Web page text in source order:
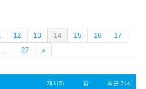
12 13 14(current)
15 16
17
27 »다
음
게시자
답
최근 게시